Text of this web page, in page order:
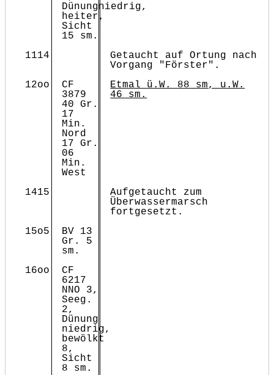
Dünungniedrig,
heiter,
Sicht
15 sm.
1114
Getaucht auf Ortung nach
Vorgang "Förster".
12oo
CF
3879
40 Gr.
17
Min.
Nord
17 Gr.
06
Min.
West
Etmal ü.W. 88 sm, u.W.
46 sm.
1415
Aufgetaucht zum
Überwassermarsch
fortgesetzt.
15o5
BV 13
Gr. 5
sm.
16oo
CF
6217
NNO 3,
Seeg.
2,
Dünung
niedrig,
bewölkt
8,
Sicht
8 sm.